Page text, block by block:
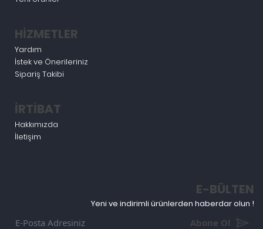
HİZMETLER
Yardım
İstek ve Önerileriniz
Sipariş Takibi
İRTİBAT
Hakkımızda
İletişim
E-BÜLTEN
Yeni ve indirimli ürünlerden haberdar olun !
Abone Ol